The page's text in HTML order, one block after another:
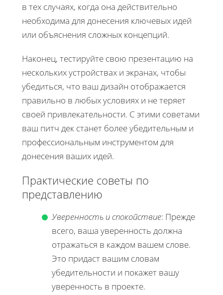
в тех случаях, когда она действительно
необходима для донесения ключевых идей
или объяснения сложных концепций.
Наконец, тестируйте свою презентацию на
нескольких устройствах и экранах, чтобы
убедиться, что ваш дизайн отображается
правильно в любых условиях и не теряет
своей привлекательности. С этими советами
ваш питч дек станет более убедительным и
профессиональным инструментом для
донесения ваших идей.
Практические советы по
представлению
Уверенность и спокойствие: Прежде
всего, ваша уверенность должна
отражаться в каждом вашем слове.
Это придаст вашим словам
убедительности и покажет вашу
уверенность в проекте.